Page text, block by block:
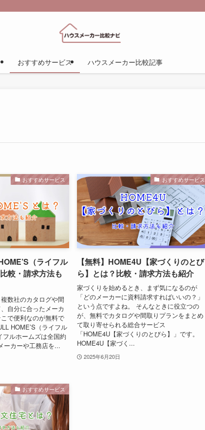
おすすめサービス ハウスメーカー比較記事
おすすめサービス
（ライフル
較・請求方法も
数社のカタログや間
自分に合ったメーカ
で便利なのが無料で
HOME’S（ライフル
ルホームズは全国約
ーカーや工務店を...
おすすめサービス
【無料】HOME4U【家づくりのとび
ら】とは？比較・請求方法も紹介
家づくりを始めるとき、まず気になるのが
「どのメーカーに資料請求すればいいの？」
という点ですよね。 そんなときに役立つの
が、無料でカタログや間取りプランをまとめ
て取り寄せられる総合サービス
「HOME4U【家づくりのとびら】」です。
HOME4U【家づく...
2025年6月20日
おすすめサービス